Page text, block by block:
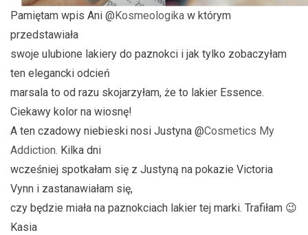
Pamiętam wpis Ani @ Kosmeologika w którym
przedstawiała
swoje ulubione lakiery do paznokci i jak tylko zobaczyłam
ten elegancki odcień
marsala to od razu skojarzyłam, że to lakier Essence.
Ciekawy kolor na wiosnę!
A ten czadowy niebieski nosi Justyna @Cosmetics My
Addiction. Kilka dni
wcześniej spotkałam się z Justyną na pokazie Victoria
Vynn i zastanawiałam się,
czy będzie miała na paznokciach lakier tej marki. Trafiłam 😉
Kasia